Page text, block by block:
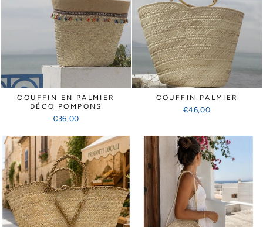
COUFFIN EN PALMIER
DÉCO POMPONS
€36,00
COUFFIN PALMIER
€46,00